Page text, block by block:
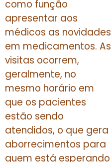
como função
apresentar aos
médicos as novidades
em medicamentos. As
visitas ocorrem,
geralmente, no
mesmo horário em
que os pacientes
estão sendo
atendidos, o que gera
aborrecimentos para
quem está esperando